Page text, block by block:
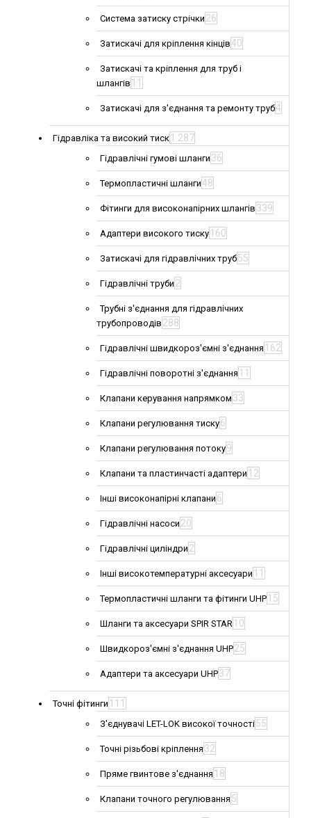
Система затиску стрічки 26
Затискачі для кріплення кінців40
Затискачі та кріплення для труб і
шлангів 11
Затискачі для з'єднання та ремонту труб4
Гідравліка та високий тиск 1 287
Гідравлічні гумові шланги 36
Термопластичні шланги48
Фітинги для високонапірних шлангів 339
Адаптери високого тиску 160
Затискачі для гідравлічних труб55
Гідравлічні труби 2
Трубні з'єднання для гідравлічних
трубопроводів 288
Гідравлічні швидкороз'ємні з'єднання 162
Гідравлічні поворотні з'єднання 11
Клапани керування напрямком 33
Клапани регулювання тиску6
Клапани регулювання потоку9
Клапани та пластинчасті адаптери 12
Інші високонапірні клапани 6
Гідравлічні насоси 20
Гідравлічні циліндри 2
Інші високотемпературні аксесуари 11
Термопластичні шланги та фітинги UHP 15
Шланги та аксесуари SPIR STAR 10
Швидкороз'ємні з'єднання UHP25
Адаптери та аксесуари UHP37
Точні фітинги 111
З'єднувачі LET-LOK високої точності55
Точні різьбові кріплення 32
Пряме гвинтове з'єднання 18
Клапани точного регулювання 5